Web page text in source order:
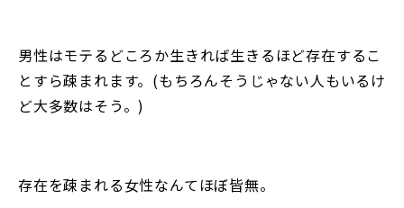
男性はモテるどころか生きれば生きるほど存在するこ
とすら疎まれます。(もちろんそうじゃない人もいるけ
ど大多数はそう。)
存在を疎まれる女性なんてほぼ皆無。